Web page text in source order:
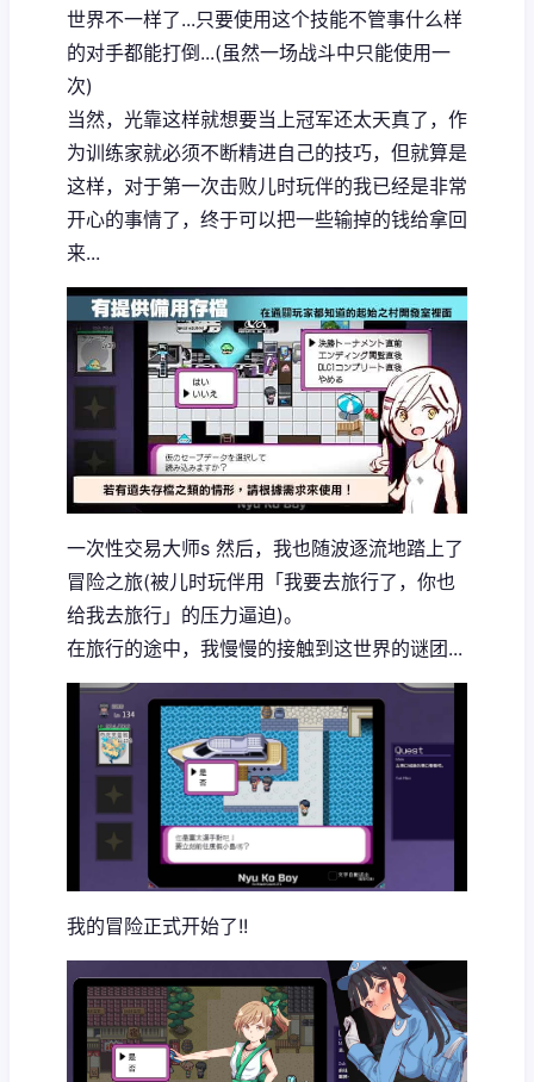
世界不一样了...只要使用这个技能不管事什么样
的对手都能打倒...(虽然一场战斗中只能使用一
次)
当然，光靠这样就想要当上冠军还太天真了，作
为训练家就必须不断精进自己的技巧，但就算是
这样，对于第一次击败儿时玩伴的我已经是非常
开心的事情了，终于可以把一些输掉的钱给拿回
来...
一次性交易大师s 然后，我也随波逐流地踏上了
冒险之旅(被儿时玩伴用「我要去旅行了，你也
给我去旅行」的压力逼迫)。
在旅行的途中，我慢慢的接触到这世界的谜团...
我的冒险正式开始了!!